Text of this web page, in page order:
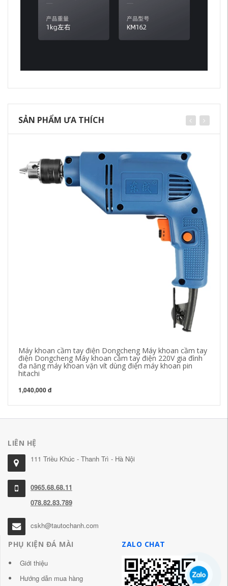
SẢN PHẨM ƯA THÍCH
Máy khoan cầm tay điện Dongcheng Máy khoan cầm tay
điện Dongcheng Máy khoan cầm tay điện 220V gia đình
đa năng máy khoan vặn vít dùng điện máy khoan pin
hitachi
1,040,000 đ
LIÊN HỆ
111 Triều Khúc - Thanh Trì - Hà Nội
0965.68.68.11
078.82.83.789
cskh@tautochanh.com
PHỤ KIỆN ĐÁ MÀI
Giới thiệu
Hướng dẫn mua hàng
ZALO CHAT